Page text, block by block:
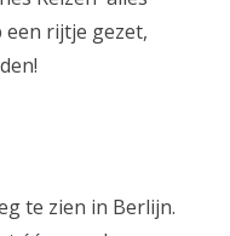
rijtje gezet,
te zien in Berlijn.